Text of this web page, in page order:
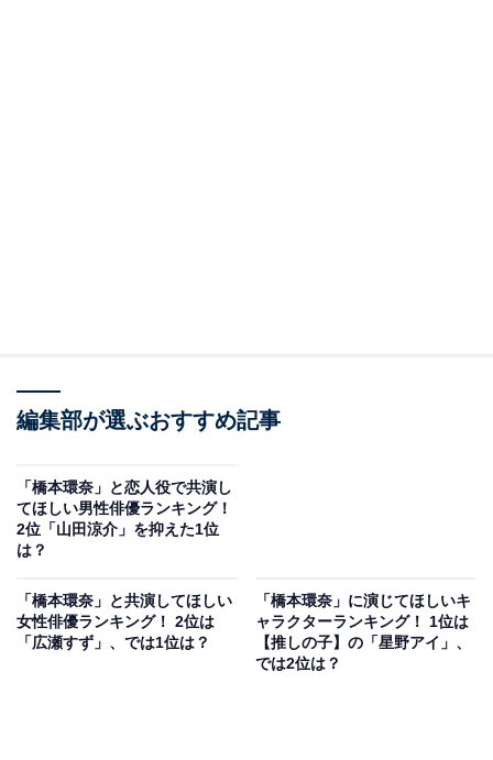
A post shared by 映画『かぐや様は告らせたい〜天才たちの恋
2位にランクインしたのは、『かぐや様は告らせたい〜
天才たちの恋愛頭脳戦〜』に登場した「四宮かぐや」で
す。赤坂アカさんの漫画が原作で、平野紫耀さんと橋本
さんで映画化。2人の人気の高さもあり大ヒットした作
編集部が選ぶおすすめ記事
「橋本環奈」と恋人役で共演し
てほしい男性俳優ランキング！
2位「山田涼介」を抑えた1位
は？
「橋本環奈」と共演してほしい
女性俳優ランキング！ 2位は
「広瀬すず」、では1位は？
「橋本環奈」に演じてほしいキ
ャラクターランキング！ 1位は
【推しの子】の「星野アイ」、
では2位は？